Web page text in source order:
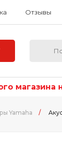
Отзывы
магазина
Yamaha /